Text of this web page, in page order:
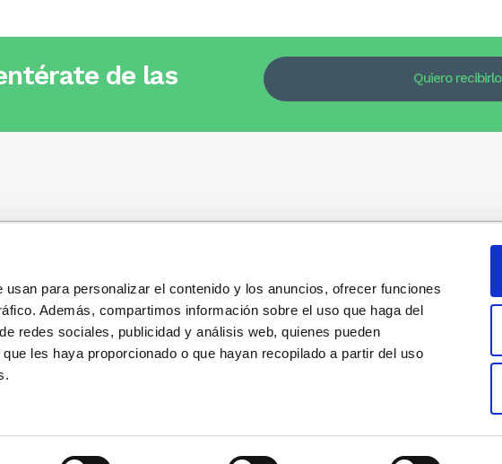
para personalizar el contenido y los anuncios, ofrecer funciones
Además, compartimos información sobre el uso que haga del
redes sociales, publicidad y análisis web, quienes pueden
les haya proporcionado o que hayan recopilado a partir del uso
de las
Quiero recibirlo
935 32 32 35
consultas o preguntas?
con mucho
Política de privacidad
Política de privacidad redes
Condiciones generales de la
compra
Contacto